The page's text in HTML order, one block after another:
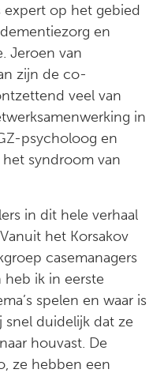
expert op het gebied
en
Jeroen van
zijn de co-
veel van
in
psycholoog en
syndroom van
in dit hele verhaal
het Korsakov
casemanagers
heb ik in eerste
spelen en waar is
duidelijk dat ze
houvast. De
ze hebben een